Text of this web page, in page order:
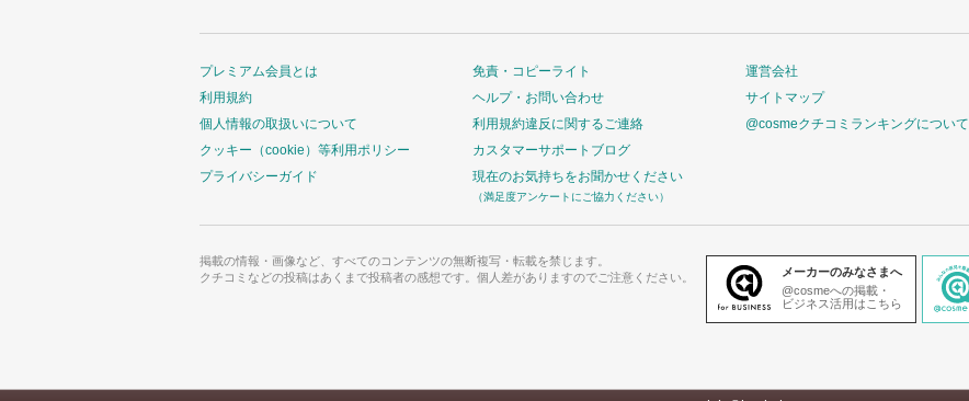
プレミアム会員とは
利用規約
個人情報の取扱いについて
クッキー（cookie）等利用ポリシー
プライバシーガイド
免責・コピーライト
ヘルプ・お問い合わせ
利用規約違反に関するご連絡
カスタマーサポートブログ
現在のお気持ちをお聞かせください
（満足度アンケートにご協力ください）
運営会社
サイトマップ
@cosmeクチコミランキングについて
掲載の情報・画像など、すべてのコンテンツの無断複写・転載を禁じます。
クチコミなどの投稿はあくまで投稿者の感想です。個人差がありますのでご注意ください。
メーカーのみなさまへ
@cosmeへの掲載・
ビジネス活用はこちら